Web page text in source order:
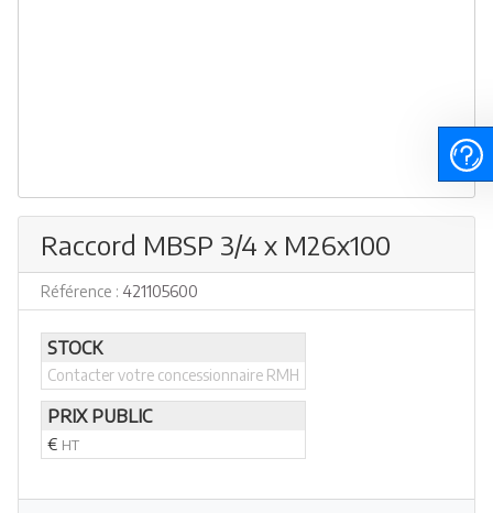
Raccord MBSP 3/4 x M26x100
Référence : 421105600
STOCK
Contacter votre concessionnaire RMH
PRIX PUBLIC
€ HT